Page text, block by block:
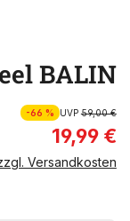
BALIN
-66 % UVP59,00 €
19,99 €
Versandkosten